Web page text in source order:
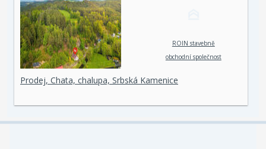
ROIN stavebně
obchodní společnost
Prodej, Chata, chalupa, Srbská Kamenice